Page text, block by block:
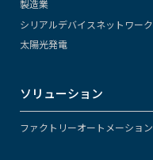
製造業
シリアルデバイスネットワーク
太陽光発電
ソリューション
ファクトリーオートメーション